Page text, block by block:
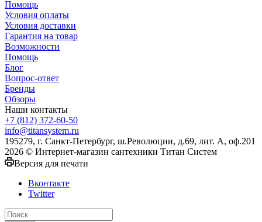
Помощь
Условия оплаты
Условия доставки
Гарантия на товар
Возможности
Помощь
Блог
Вопрос-ответ
Бренды
Обзоры
Наши контакты
+7 (812) 372-60-50
info@titansystem.ru
195279, г. Санкт-Петербург, ш.Революции, д.69, лит. А, оф.201
2026 © Интернет-магазин сантехники Титан Систем
Версия для печати
Вконтакте
Twitter